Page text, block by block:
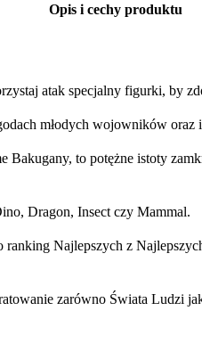
Opis i cechy produktu
atak specjalny figurki, by
młodych wojowników oraz
Bakugany, to potężne istoty
Dragon, Insect czy Mammal.
Najlepszych z
zarówno Świata Ludzi